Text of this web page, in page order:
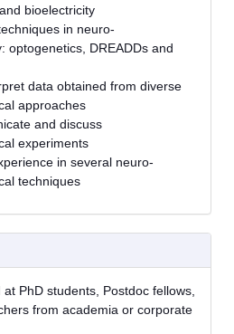
bioelectricity
in neuro-
optogenetics, DREADDs and
data obtained from diverse
approaches
and discuss
experiments
in several neuro-
techniques
PhD students, Postdoc fellows,
from academia or corporate